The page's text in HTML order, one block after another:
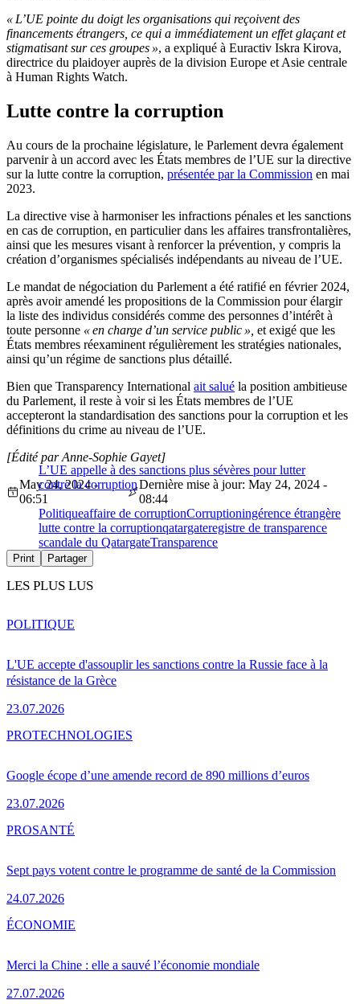
« L’UE pointe du doigt les organisations qui reçoivent des
financements étrangers, ce qui a immédiatement un effet glaçant et
stigmatisant sur ces groupes », a expliqué à Euractiv Iskra Kirova,
directrice du plaidoyer auprès de la division Europe et Asie centrale
à Human Rights Watch.
Lutte contre la corruption
Au cours de la prochaine législature, le Parlement devra également
parvenir à un accord avec les États membres de l’UE sur la directive
sur la lutte contre la corruption, présentée par la Commission en mai
2023.
La directive vise à harmoniser les infractions pénales et les sanctions
en cas de corruption, en particulier dans les affaires transfrontalières,
ainsi que les mesures visant à renforcer la prévention, y compris la
création d’organismes spécialisés indépendants au niveau de l’UE.
Le mandat de négociation du Parlement a été ratifié en février 2024,
après avoir amendé les propositions de la Commission pour élargir
la liste des individus considérés comme des personnes d’intérêt à
toute personne « en charge d’un service public », et exigé que les
États membres réexaminent régulièrement les stratégies nationales,
ainsi qu’un régime de sanctions plus détaillé.
Bien que Transparency International ait salué la position ambitieuse
du Parlement, il reste à voir si les États membres de l’UE
accepteront la standardisation des sanctions pour la corruption et les
définitions du crime au niveau de l’UE.
L’UE appelle à des sanctions plus sévères pour lutter
contre la corruption
[Édité par Anne-Sophie Gayet]
May 24, 2024 -
06:51
Dernière mise à jour: May 24, 2024 -
08:44
Politiqueaffaire de corruptionCorruptioningérence étrangère
lutte contre la corruptionqatargateregistre de transparence
scandale du QatargateTransparence
Print Partager
LES PLUS LUS
L'UE accepte d'assouplir les sanctions contre la Russie face à la
résistance de la Grèce
23.07.2026
POLITIQUE
Google écope d’une amende record de 890 millions d’euros
23.07.2026
PROTECHNOLOGIES
Sept pays votent contre le programme de santé de la Commission
24.07.2026
PROSANTÉ
Merci la Chine : elle a sauvé l’économie mondiale
27.07.2026
ÉCONOMIE